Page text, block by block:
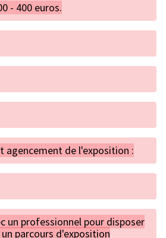
- 400 euros.
agencement de l'exposition :
un professionnel pour disposer
parcours d'exposition